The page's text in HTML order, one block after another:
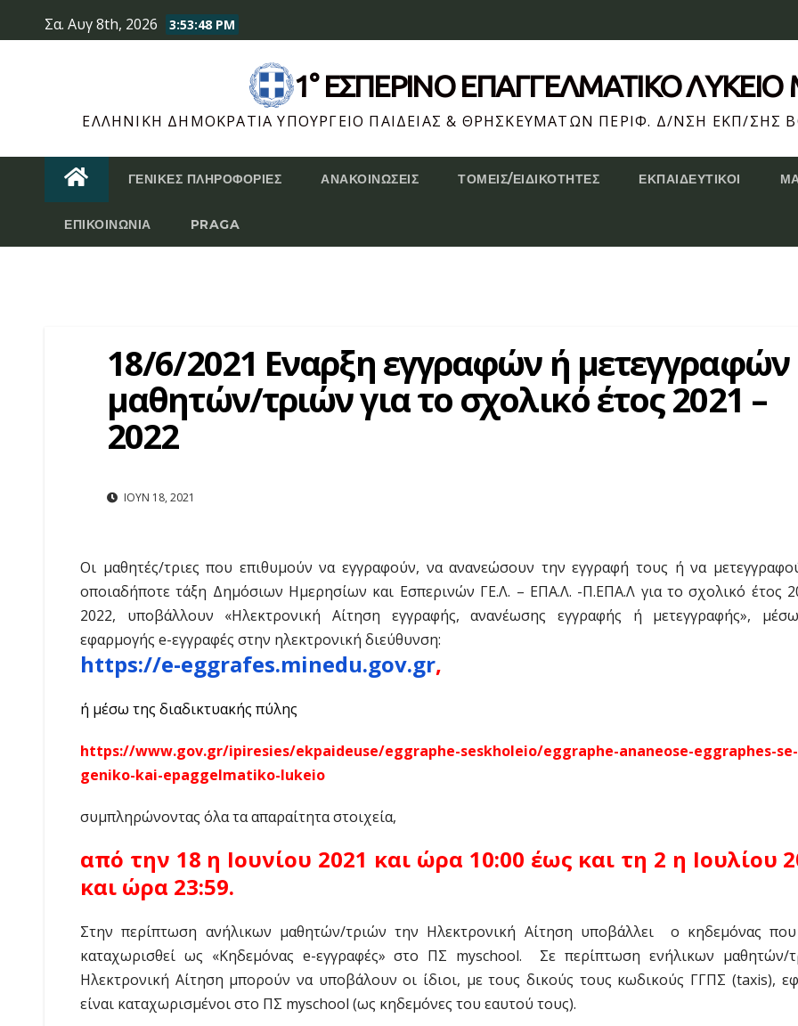
to
Σα. Αυγ 8th, 2026 3:53:49 PM
1° ΕΣΠΕΡΙΝΌ ΕΠΆΓΓΕΛΜΑΤΙΚΟ
ΕΛΛΗΝΙΚΉ ΔΗΜΟΚΡΑΤΊΑ ΥΠΟΥΡΓΕΊΟ ΠΑΙΔΕΙΑΣ & ΘΡΗΣΚΕΥΜΑΤΩΝ ΠΕΡΙΦ. Δ/ΝΣΗ ΕΚΠ/ΣΗΣ
ΓΕΝΙΚΈΣ ΠΛΗΡΟΦΟΡΊΕΣ ΑΝΑΚΟΙΝΏΣΕΙΣ ΤΟΜΕΊΣ/ΕΙΔΙΚΌΤΗΤΕΣ ΕΚΠΑΙΔΕΥΤΙΚΟΊ
ΕΠΙΚΟΙΝΩΝΊΑ PRAGA
18/6/2021 Εναρξη εγγραφών ή μετεγγραφών
μαθητών/τριών για το σχολικό έτος 2021 –
2022
ΙΟΎΝ 18, 2021
Οι μαθητές/τριες που επιθυμούν να εγγραφούν, να ανανεώσουν την εγγραφή τους ή να
οποιαδήποτε τάξη Δημόσιων Ημερησίων και Εσπερινών ΓΕ.Λ. – ΕΠΑ.Λ. -Π.ΕΠΑ.Λ για το σχολικό έτος
2022, υποβάλλουν «Ηλεκτρονική Αίτηση εγγραφής, ανανέωσης εγγραφής ή μετεγγραφής»,
εφαρμογής e-εγγραφές στην ηλεκτρονική διεύθυνση:
https://e-eggrafes.minedu.gov.gr,
ή μέσω της διαδικτυακής πύλης
https://www.gov.gr/ipiresies/ekpaideuse/eggraphe-seskholeio/eggraphe-ananeose-eggraphes-se-
geniko-kai-epaggelmatiko-lukeio
συμπληρώνοντας όλα τα απαραίτητα στοιχεία,
από την 18 η Ιουνίου 2021 και ώρα 10:00 έως και τη 2 η Ιουλίου
και ώρα 23:59.
Στην περίπτωση ανήλικων μαθητών/τριών την Ηλεκτρονική Αίτηση υποβάλλει ο κηδεμόνας που
καταχωρισθεί ως «Κηδεμόνας e-εγγραφές» στο ΠΣ myschool. Σε περίπτωση ενήλικων μαθητών/
Ηλεκτρονική Αίτηση μπορούν να υποβάλουν οι ίδιοι, με τους δικούς τους κωδικούς ΓΓΠΣ (taxis),
είναι καταχωρισμένοι στο ΠΣ myschool (ως κηδεμόνες του εαυτού τους).